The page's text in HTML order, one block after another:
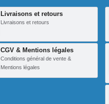
Livraisons et retours
Livraisons et retours
CGV & Mentions légales
Conditions général de vente &
Mentions légales